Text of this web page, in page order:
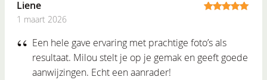
Liene
1 maart 2026
Een hele gave ervaring met prachtige foto’s als
resultaat. Milou stelt je op je gemak en geeft goede
aanwijzingen. Echt een aanrader!